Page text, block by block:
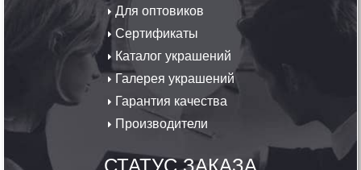
Для оптовиков
Сертификаты
Каталог украшений
Галерея украшений
Гарантия качества
Производители
СТАТУС ЗАКАЗА